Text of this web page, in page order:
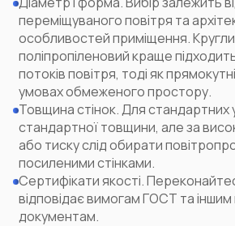
переміщуваного повітря та
особливостей приміщення.
поліпропіленовий краще
потоків повітря, тоді як
умовах обмеженого простору.
Товщина стінок. Для
стандартної товщини, але за
або тиску слід обирати
посиленими стінками.
Сертифікати якості.
відповідає вимогам ГОСТ та
документам.